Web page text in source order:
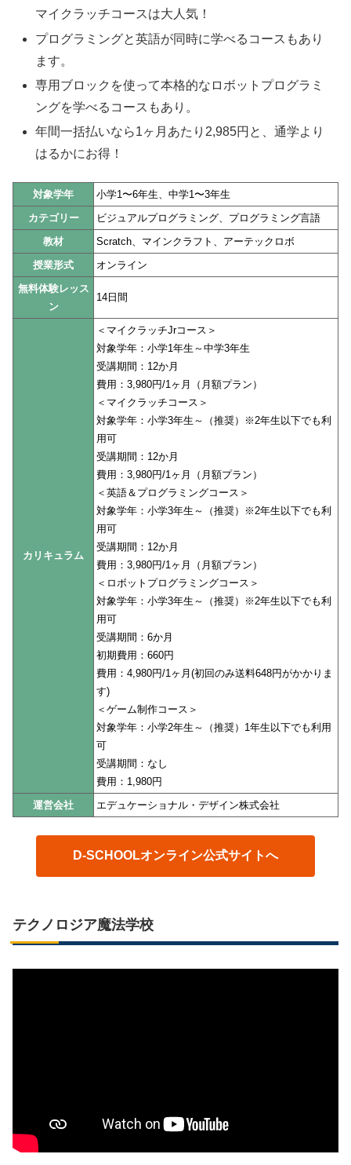
マイクラッチコースは大人気！
プログラミングと英語が同時に学べるコースもあり
ます。
専用ブロックを使って本格的なロボットプログラミ
ングを学べるコースもあり。
年間一括払いなら1ヶ月あたり2,985円と、通学より
はるかにお得！
対象学年
小学1〜6年生、中学1〜3年生
カテゴリー
ビジュアルプログラミング、プログラミング言語
教材
Scratch、マインクラフト、アーテックロボ
授業形式
オンライン
無料体験レッス
ン
14日間
カリキュラム
＜マイクラッチJrコース＞
対象学年：小学1年生～中学3年生
受講期間：12か月
費用：3,980円/1ヶ月（月額プラン）
＜マイクラッチコース＞
対象学年：小学3年生～（推奨）※2年生以下でも利
用可
受講期間：12か月
費用：3,980円/1ヶ月（月額プラン）
＜英語＆プログラミングコース＞
対象学年：小学3年生～（推奨）※2年生以下でも利
用可
受講期間：12か月
費用：3,980円/1ヶ月（月額プラン）
＜ロボットプログラミングコース＞
対象学年：小学3年生～（推奨）※2年生以下でも利
用可
受講期間：6か月
初期費用：660円
費用：4,980円/1ヶ月(初回のみ送料648円がかかりま
す)
＜ゲーム制作コース＞
対象学年：小学2年生～（推奨）1年生以下でも利用
可
受講期間：なし
費用：1,980円
運営会社
エデュケーショナル・デザイン株式会社
D-SCHOOLオンライン公式サイトへ
テクノロジア魔法学校